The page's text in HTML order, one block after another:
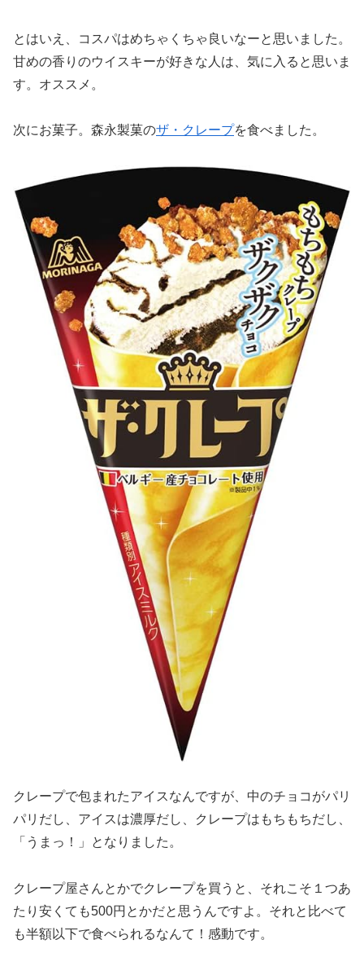
とはいえ、コスパはめちゃくちゃ良いなーと思いました。
甘めの香りのウイスキーが好きな人は、気に入ると思いま
す。オススメ。
次にお菓子。森永製菓のザ・クレープを食べました。
クレープで包まれたアイスなんですが、中のチョコがパリ
パリだし、アイスは濃厚だし、クレープはもちもちだし、
「うまっ！」となりました。
クレープ屋さんとかでクレープを買うと、それこそ１つあ
たり安くても500円とかだと思うんですよ。それと比べて
も半額以下で食べられるなんて！感動です。